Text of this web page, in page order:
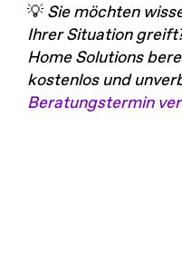
💡 Sie möchten
Ihrer Situation
Home Solutions
kostenlos und
Beratungstermin